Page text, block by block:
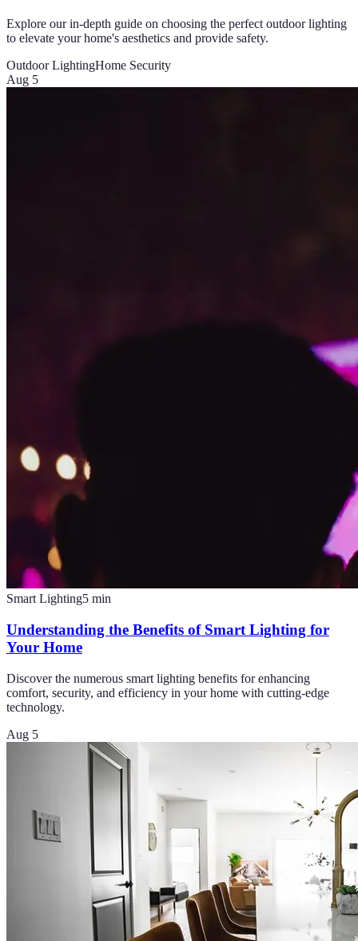
Explore our in-depth guide on choosing the perfect outdoor lighting
to elevate your home's aesthetics and provide safety.
Outdoor LightingHome Security
Aug 5
Smart Lighting5 min
Understanding the Benefits of Smart Lighting for
Your Home
Discover the numerous smart lighting benefits for enhancing
comfort, security, and efficiency in your home with cutting-edge
technology.
Aug 5